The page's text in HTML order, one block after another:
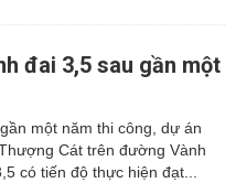
đai 3,5 sau gần một
một năm thi công, dự án
Cát trên đường Vành
có tiến độ thực hiện đạt...